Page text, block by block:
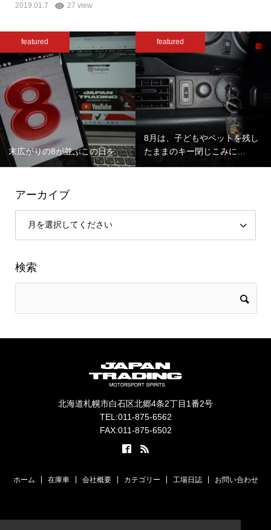
2019.01.7 27 view
featured
末広がりの8が並ぶこの日を
featured
8月は、子どもやペットを残し
たままのキー閉じこみに…
アーカイブ
検索
北海道札幌市白石区北郷4条2丁目1番2号
TEL:011-875-6562
FAX:011-875-6502
ホーム 在庫車 会社概要 カテゴリー 工場日誌 お問い合わせ